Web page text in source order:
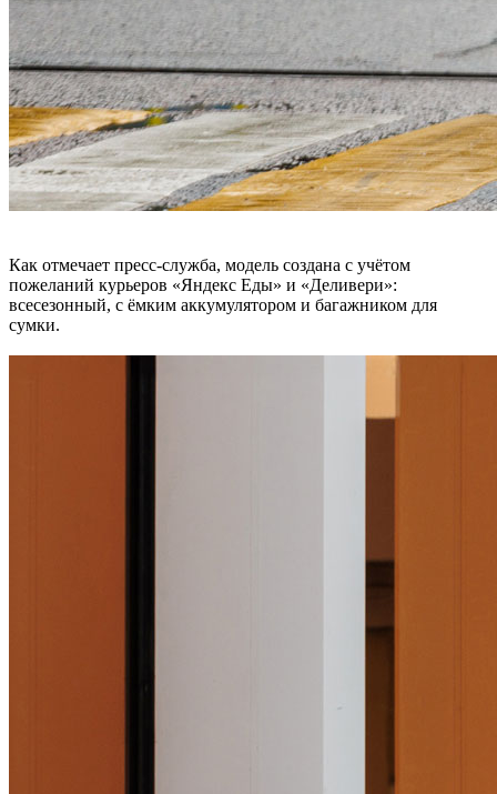
Как отмечает пресс-служба, модель создана с учётом
пожеланий курьеров «Яндекс Еды» и «Деливери»:
всесезонный, с ёмким аккумулятором и багажником для
сумки.